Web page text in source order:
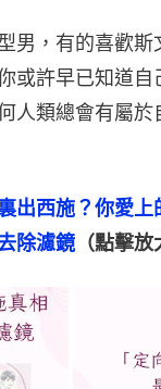
男，有的喜歡斯
或許早已知道自
人類總會有屬於
出西施？你愛上
除濾鏡（點擊